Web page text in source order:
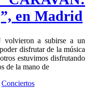
en Madrid
a subirse a un
disfrutar de la música
estuvimos disfrutando
de la mano de
Conciertos